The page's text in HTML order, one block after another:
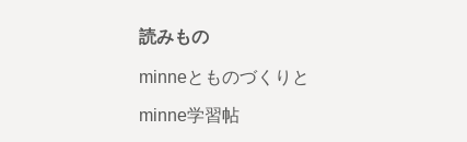
読みもの
minneとものづくりと
minne学習帖